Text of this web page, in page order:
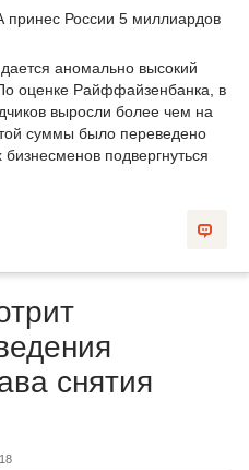
аномально высокий
оценке Райффайзенбанка, в
выросли более чем на
суммы было переведено
подвергнуться
снятия